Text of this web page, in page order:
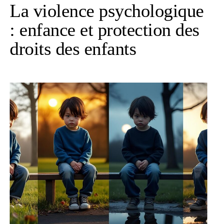
La violence psychologique
: enfance et protection des
droits des enfants